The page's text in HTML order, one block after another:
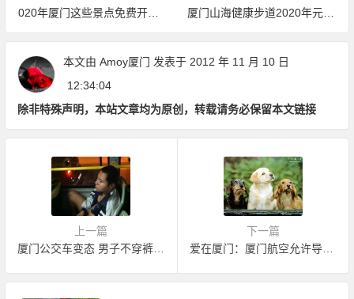
020年厦门这些景点免费开放
（持续更新中）
厦门山海健康步道2020年元旦
开放体验
本文由 Amoy厦门 发表于 2012 年 11 月 10 日
12:34:04
除非特殊声明，本站文章均为原创，转载请务必保留本文链接
上一篇
厦门公交车变态 男子不穿裤子狂打飞机
下一篇
爱在厦门：厦门航空允许导盲犬和盲人进入机舱